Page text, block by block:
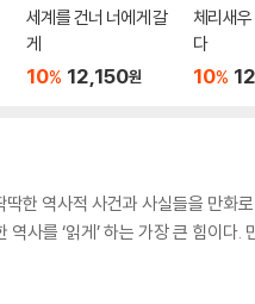
세계를 건너 너에게 갈
게
10% 12,150원
체리새우
다
10%
딱한 역사적 사건과 사실들을 만
사를 ‘읽게’ 하는 가장 큰 힘이